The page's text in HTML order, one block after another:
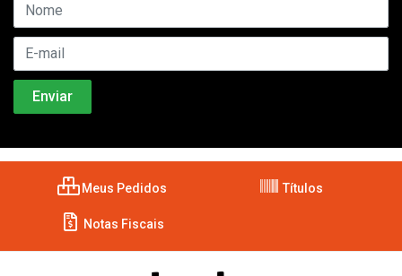
Meus Pedidos Títulos
Notas Fiscais